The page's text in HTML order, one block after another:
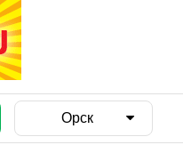
Орск